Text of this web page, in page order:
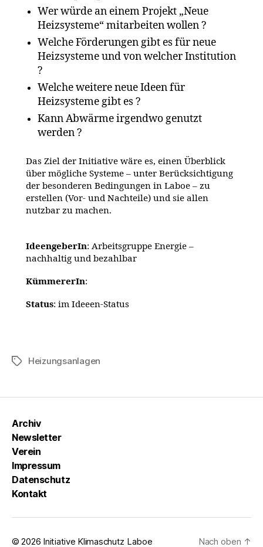
Wer würde an einem Projekt „Neue
Heizsysteme“ mitarbeiten wollen ?
Welche Förderungen gibt es für neue
Heizsysteme und von welcher Institution
?
Welche weitere neue Ideen für
Heizsysteme gibt es ?
Kann Abwärme irgendwo genutzt
werden ?
Das Ziel der Initiative wäre es, einen Überblick
über mögliche Systeme – unter Berücksichtigung
der besonderen Bedingungen in Laboe – zu
erstellen (Vor- und Nachteile) und sie allen
nutzbar zu machen.
IdeengeberIn: Arbeitsgruppe Energie –
nachhaltig und bezahlbar
KümmererIn:
Status: im Ideeen-Status
Schlagwörter
Heizungsanlagen
Archiv
Newsletter
Verein
Impressum
Datenschutz
Kontakt
© 2026 Initiative Klimaschutz Laboe Nach oben ↑